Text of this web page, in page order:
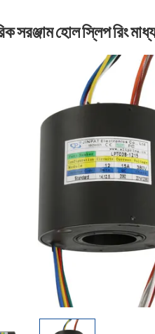
সরঞ্জাম হোল স্লিপ রিং